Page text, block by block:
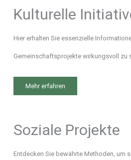
Kulturelle
Hier erhalten Sie essenzielle
Gemeinschaftsprojekte wirkungsvoll zu
Mehr erfahren
Soziale Projekte
Entdecken Sie bewährte Methoden, um